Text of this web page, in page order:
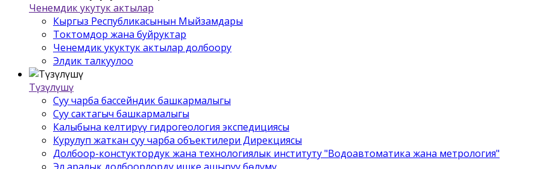
Ченемдик укутук актылар
Кыргыз Республикасынын Мыйзамдары
Токтомдор жана буйруктар
Ченемдик укуктук актылар долбоору
Элдик талкуулоо
Түзүлүшү
Суу чарба бассейндик башкармалыгы
Суу сактагыч башкармалыгы
Калыбына келтирүү гидрогеология экспедициясы
Курулуп жаткан суу чарба объектилери Дирекциясы
Долбоор-констуктордук жана технологиялык институту "Водоавтоматика жана метрология"
Эл аралык долбоорлорду ишке ашыруу бѳлүмү